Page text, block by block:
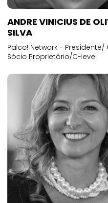
ANDRE VINICIUS DE
SILVA
Palco! Network - Presidente/
Sócio Proprietário/C-level